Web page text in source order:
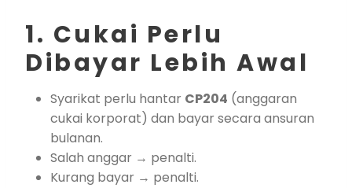
1. Cukai Perlu
Dibayar Lebih Awal
Syarikat perlu hantar CP204 (anggaran
cukai korporat) dan bayar secara ansuran
bulanan.
Salah anggar → penalti.
Kurang bayar → penalti.